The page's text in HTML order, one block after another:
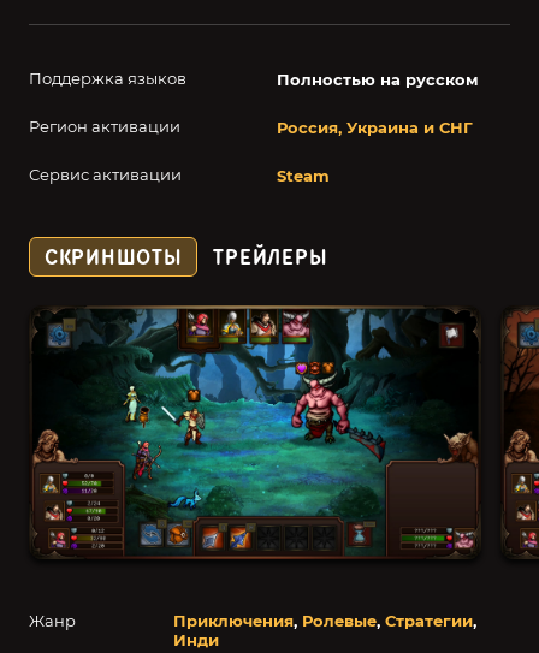
Поддержка языков Полностью на русском
Регион активации Россия, Украина и СНГ
Сервис активации Steam
Жанр Приключения, Ролевые, Стратегии,
Инди
СКРИНШОТЫ ТРЕЙЛЕРЫ